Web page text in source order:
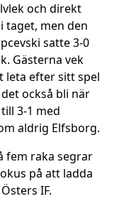
och direkt
taget, men den
satte 3-0
Gästerna vek
leta efter sitt spel
också bli när
3-1 med
aldrig Elfsborg.
fem raka segrar
på att ladda
IF.